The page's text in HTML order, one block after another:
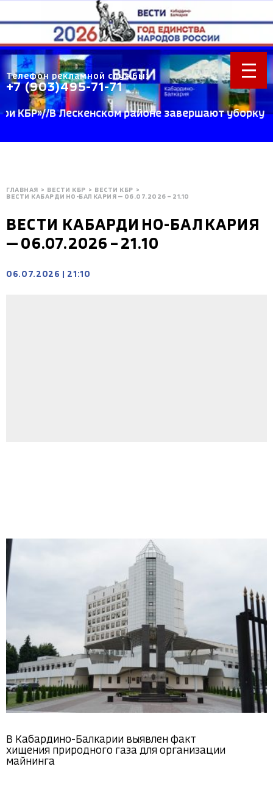
Телефон рекламной службы:
+7 (903)495-71-71
В Лескенском районе завершают уборку
ГЛАВНАЯ > ВЕСТИ КБР > ВЕСТИ КБР >
BЕСТИ КАБАРДИНО-БАЛКАРИЯ — 06.07.2026 – 21.10
BЕСТИ КАБАРДИНО-БАЛКАРИЯ
— 06.07.2026 – 21.10
06.07.2026 21:10
В Кабардино-Балкарии выявлен факт
хищения природного газа для организации
майнинга